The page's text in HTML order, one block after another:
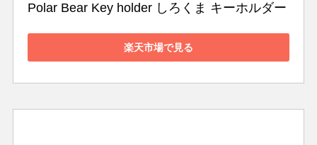
Polar Bear Key holder しろくま キーホルダー
楽天市場で見る